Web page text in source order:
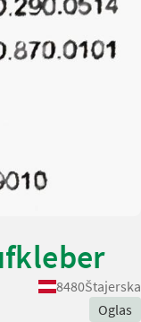
Oglas
8480Štajerska